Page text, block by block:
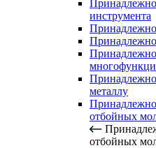
инструмента
металлу
отбойных
отбойных